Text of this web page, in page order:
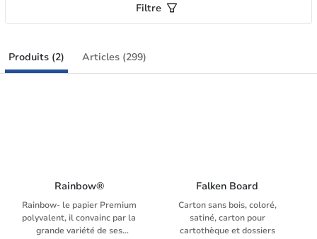
Filtre
Produits (2) Articles (299)
Rainbow®
Rainbow- le papier Premium
polyvalent, il convainc par la
grande variété de ses
Falken Board
Carton sans bois, coloré,
satiné, carton pour
cartothèque et dossiers